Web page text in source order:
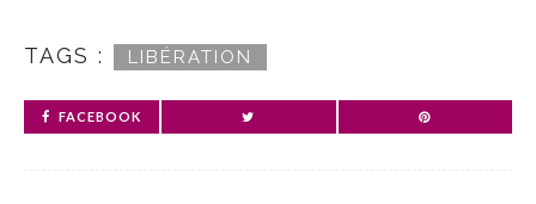
TAGS : LIBÉRATION
FACEBOOK